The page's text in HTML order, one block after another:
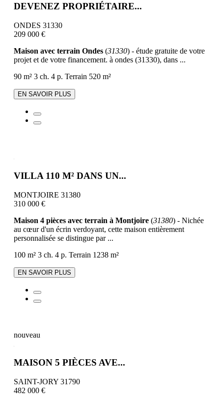
DEVENEZ PROPRIÉTAIRE...
ONDES 31330
209 000 €
Maison avec terrain Ondes (31330) - étude gratuite de votre
projet et de votre financement. à ondes (31330), dans ...
90 m² 3 ch. 4 p. Terrain 520 m²
EN SAVOIR PLUS
VILLA 110 M² DANS UN...
MONTJOIRE 31380
310 000 €
Maison 4 pièces avec terrain à Montjoire (31380) - Nichée
au cœur d'un écrin verdoyant, cette maison entièrement
personnalisée se distingue par ...
100 m² 3 ch. 4 p. Terrain 1238 m²
EN SAVOIR PLUS
nouveau
MAISON 5 PIÈCES AVE...
SAINT-JORY 31790
482 000 €